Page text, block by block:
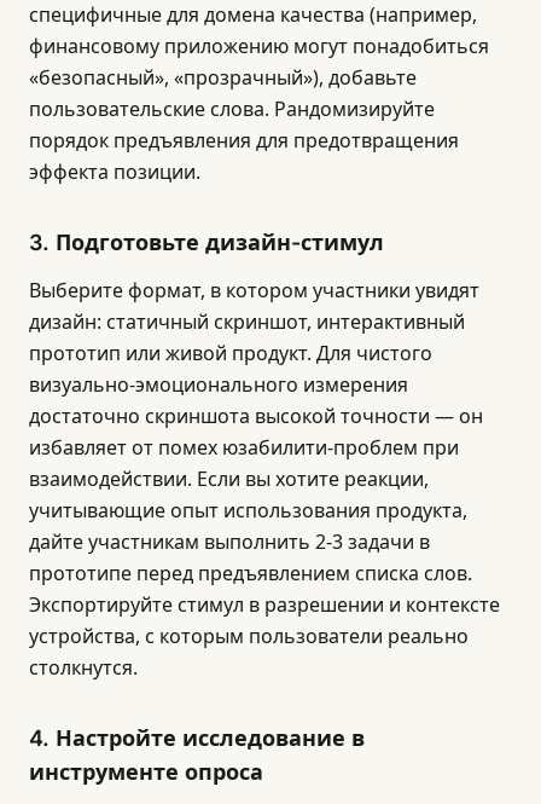
специфичные для домена качества (например,
финансовому приложению могут понадобиться
«безопасный», «прозрачный»), добавьте
пользовательские слова. Рандомизируйте
порядок предъявления для предотвращения
эффекта позиции.
3. Подготовьте дизайн-стимул
Выберите формат, в котором участники увидят
дизайн: статичный скриншот, интерактивный
прототип или живой продукт. Для чистого
визуально-эмоционального измерения
достаточно скриншота высокой точности — он
избавляет от помех юзабилити-проблем при
взаимодействии. Если вы хотите реакции,
учитывающие опыт использования продукта,
дайте участникам выполнить 2-3 задачи в
прототипе перед предъявлением списка слов.
Экспортируйте стимул в разрешении и контексте
устройства, с которым пользователи реально
столкнутся.
4. Настройте исследование в
инструменте опроса